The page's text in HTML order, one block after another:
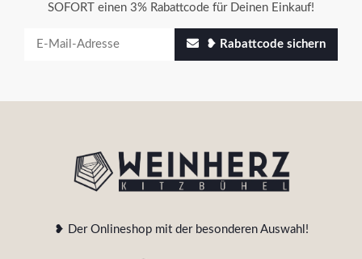
SOFORT einen 3% Rabattcode für Deinen Einkauf!
❥ Rabattcode sichern
❥ Der Onlineshop mit der besonderen Auswahl!